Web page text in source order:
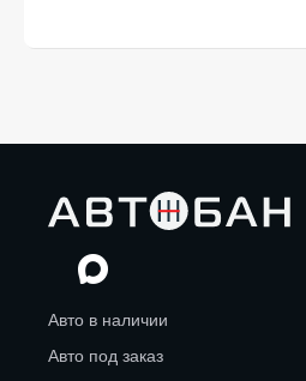
Авто в наличии
Авто под заказ